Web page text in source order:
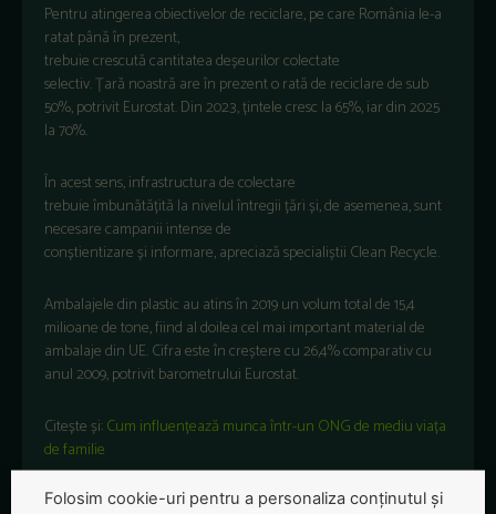
Pentru atingerea obiectivelor de reciclare, pecare România le-a
ratatpânăîn prezent,
trebuiecrescutăcantitateadeșeurilorcolectate
selectiv.Țară noastră areîn prezent oratăde reciclare de sub
50%, potrivit Eurostat.Din2023,țintelecresc la65%, iardin2025
la 70%.
În acest sens,infrastructurade colectare
trebuieîmbunătățită la nivelulîntregiițăriși, de asemenea,sunt
necesare campanii intense de
conștientizareși informare,apreciazăspecialiștii Clean Recycle.
Ambalajeledin plastic au atinsîn2019 un volum total de 15,4
milioane detone,fiind aldoilea cel mai importantmaterial de
ambalaje din UE.Cifraesteîncreșterecu 26,4% comparativ cu
anul 2009, potrivit barometrului Eurostat.
Citește și:Cum influențează munca într-un ONG de mediu viața
de familie
Folosim cookie-uri pentru a personaliza conținutul și